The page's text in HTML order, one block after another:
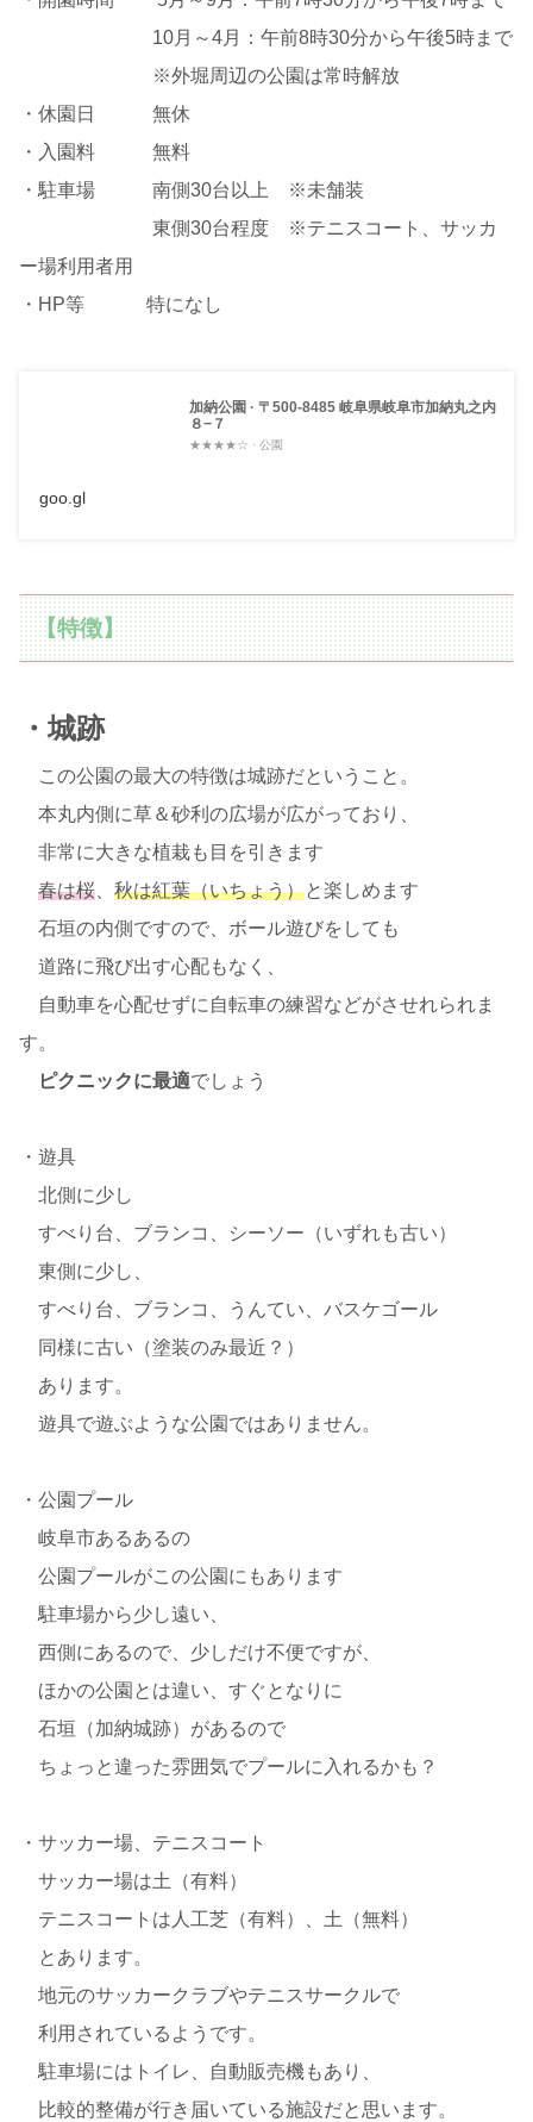
10月～4月：午前8時30分から午後5時まで
※外堀周辺の公園は常時解放
・休園日 無休
・入園料 無料
・駐車場 南側30台以上 ※未舗装
東側30台程度 ※テニスコート、サッカ
ー場利用者用
・HP等 特になし
加納公園 · 〒500-8485 岐阜県岐阜市加納丸之内
８−７
★★★★☆ · 公園
goo.gl
【特徴】
・城跡
この公園の最大の特徴は城跡だということ。
本丸内側に草＆砂利の広場が広がっており、
非常に大きな植栽も目を引きます
春は桜
秋は紅葉（いちょう）と楽しめます
石垣の内側ですので、ボール遊びをしても
道路に飛び出す心配もなく、
自動車を心配せずに自転車の練習などがさせれられま
す。
ピクニックに最適でしょう
・遊具
北側に少し
すべり台、ブランコ、シーソー（いずれも古い）
東側に少し、
すべり台、ブランコ、うんてい、バスケゴール
同様に古い（塗装のみ最近？）
あります。
遊具で遊ぶような公園ではありません。
・公園プール
岐阜市あるあるの
公園プールがこの公園にもあります
駐車場から少し遠い、
西側にあるので、少しだけ不便ですが、
ほかの公園とは違い、すぐとなりに
石垣（加納城跡）があるので
ちょっと違った雰囲気でプールに入れるかも？
・サッカー場、テニスコート
サッカー場は土（有料）
テニスコートは人工芝（有料）、土（無料）
とあります。
地元のサッカークラブやテニスサークルで
利用されているようです。
駐車場にはトイレ、自動販売機もあり、
比較的整備が行き届いている施設だと思います。